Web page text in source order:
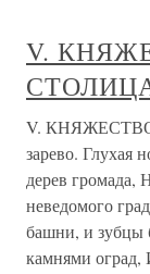
V.
V.
зарево. Глухая
дерев громада,
неведомого
башни, и зубцы
камнями оград,